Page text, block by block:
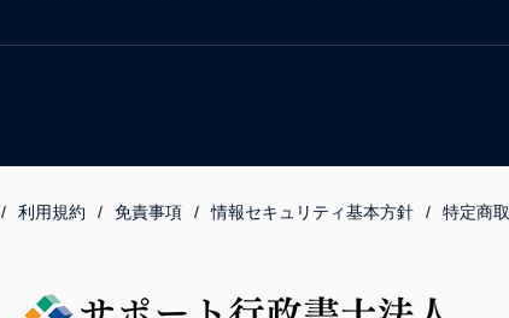
利用規約 免責事項 情報セキュリティ基本方針 特定商